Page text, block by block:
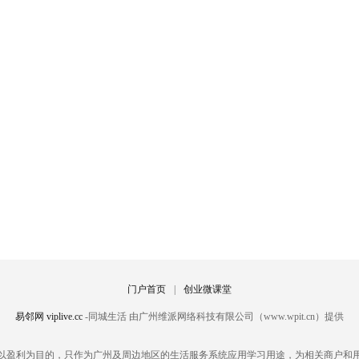
门户首页 创业微课堂
易邻网 viplive.cc -同城生活 由广州维派网络科技有限公司（www.wpit.cn）提供
盈利为目的，只作为广州及周边地区的生活服务系统应用学习用途，为相关商户和